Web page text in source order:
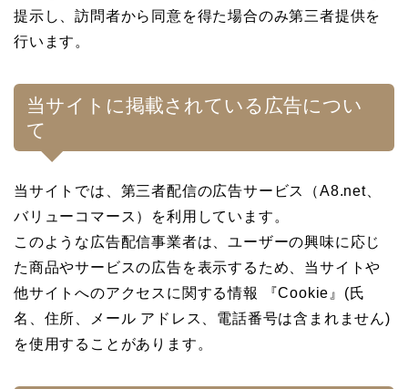
提示し、訪問者から同意を得た場合のみ第三者提供を
行います。
当サイトに掲載されている広告につい
て
当サイトでは、第三者配信の広告サービス（A8.net、
バリューコマース）を利用しています。
このような広告配信事業者は、ユーザーの興味に応じ
た商品やサービスの広告を表示するため、当サイトや
他サイトへのアクセスに関する情報 『Cookie』(氏
名、住所、メール アドレス、電話番号は含まれません)
を使用することがあります。